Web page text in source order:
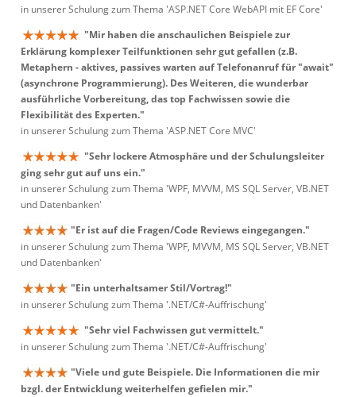
in unserer Schulung zum Thema 'ASP.NET Core WebAPI mit EF Core'
"Mir haben die anschaulichen Beispiele zur
Erklärung komplexer Teilfunktionen sehr gut gefallen (z.B.
Metaphern - aktives, passives warten auf Telefonanruf für "await"
(asynchrone Programmierung). Des Weiteren, die wunderbar
ausführliche Vorbereitung, das top Fachwissen sowie die
Flexibilität des Experten."
in unserer Schulung zum Thema 'ASP.NET Core MVC'
"Sehr lockere Atmosphäre und der Schulungsleiter
ging sehr gut auf uns ein."
in unserer Schulung zum Thema 'WPF, MVVM, MS SQL Server, VB.NET
und Datenbanken'
"Er ist auf die Fragen/Code Reviews eingegangen."
in unserer Schulung zum Thema 'WPF, MVVM, MS SQL Server, VB.NET
und Datenbanken'
"Ein unterhaltsamer Stil/Vortrag!"
in unserer Schulung zum Thema '.NET/C#-Auffrischung'
"Sehr viel Fachwissen gut vermittelt."
in unserer Schulung zum Thema '.NET/C#-Auffrischung'
"Viele und gute Beispiele. Die Informationen die mir
bzgl. der Entwicklung weiterhelfen gefielen mir."